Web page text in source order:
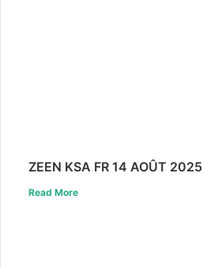
ZEEN KSA FR 14 AOÛT 2025
Read More